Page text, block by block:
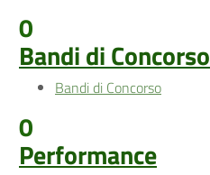
0
Bandi di Concorso
Bandi di Concorso
0
Performance